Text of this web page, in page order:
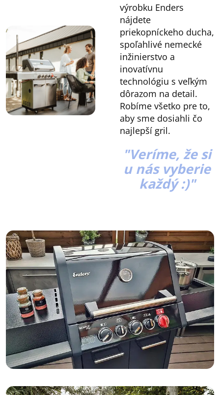
výrobku Enders
nájdete
priekopníckeho ducha,
spoľahlivé nemecké
inžinierstvo a
inovatívnu
technológiu s veľkým
dôrazom na detail.
Robíme všetko pre to,
aby sme dosiahli čo
najlepší gril.
"Veríme, že si
u nás vyberie
každý :)"